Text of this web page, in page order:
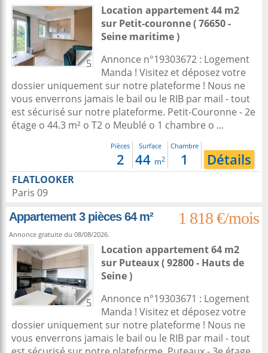
5
Location appartement 44 m2
sur Petit-couronne( 76650 -
Seine maritime )
Annonce n°19303672 : Logement
Manda ! Visitez et déposez votre
dossier uniquement sur notre plateforme ! Nous ne
vous enverrons jamais le bail ou le RIB par mail - tout
est sécurisé sur notre plateforme. Petit-Couronne - 2e
étage o 44.3 m² o T2 o Meublé o 1 chambre o ...
Pièces
2
Surface
44 m2
Chambre
1 Détails
FLATLOOKER
Paris 09
Appartement 3 pièces 64 m²
1 818 €/mois
Annonce gratuite du 08/08/2026.
5
Location appartement 64 m2
sur Puteaux( 92800 - Hauts de
Seine )
Annonce n°19303671 : Logement
Manda ! Visitez et déposez votre
dossier uniquement sur notre plateforme ! Nous ne
vous enverrons jamais le bail ou le RIB par mail - tout